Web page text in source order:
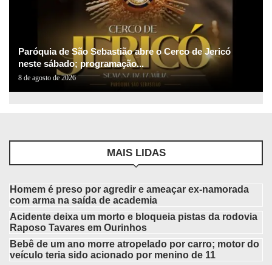
Paróquia de São Sebastião abre o Cerco de Jericó
neste sábado; programação...
8 de agosto de 2026
MAIS LIDAS
Homem é preso por agredir e ameaçar ex-namorada
com arma na saída de academia
Acidente deixa um morto e bloqueia pistas da rodovia
Raposo Tavares em Ourinhos
Bebê de um ano morre atropelado por carro; motor do
veículo teria sido acionado por menino de 11